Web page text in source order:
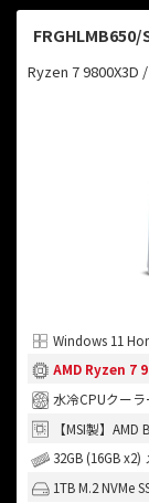
FRGHLMB650/
Ryzen 7 9800X3D /
Windows 11
AMD Ryzen 7
水冷CPUクーラ
【MSI製】
32GB (16GB x2)
1TB M.2 NVMe